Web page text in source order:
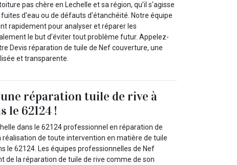
pas chère en Lechelle et sa région, qu’il s'agisse
d'eau ou de défauts d'étanchéité. Notre équipe
rapidement pour analyser et réparer les
le but d’éviter tout problème futur. Appelez-
Devis réparation de tuile de Nef couverture, une
et transparente.
réparation tuile de rive à
le 62124 !
dans le 62124 professionnel en réparation de
réalisation de toute intervention en matière de tuile
le 62124. Les équipes professionnelles de Nef
de la réparation de tuile de rive comme de son